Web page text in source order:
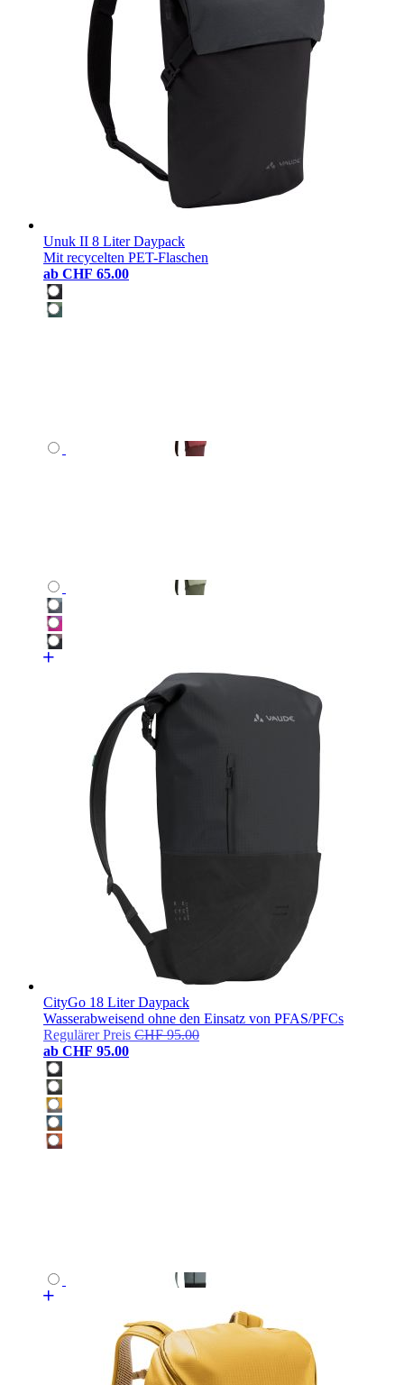
Unuk II 8 Liter Daypack
Mit recycelten PET-Flaschen
ab CHF 65.00
CityGo 18 Liter Daypack
Wasserabweisend ohne den Einsatz von PFAS/PFCs
Regulärer Preis CHF 95.00
ab CHF 95.00